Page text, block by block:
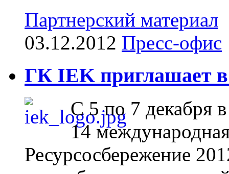
Партнерский материал
03.12.2012 Пресс-офис
ГК IEK приглашает
С 5 по 7 декабря в
14
Ресурсосбережение